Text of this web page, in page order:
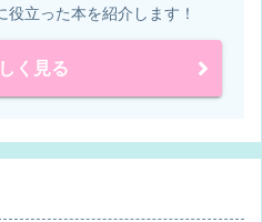
立った本を紹介します！
く見る